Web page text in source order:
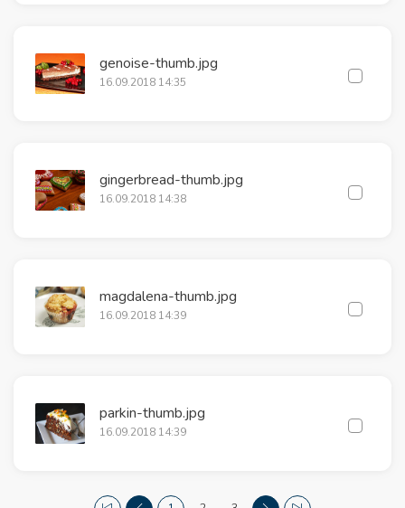
genoise-thumb.jpg
16.09.2018 14:35
gingerbread-thumb.jpg
16.09.2018 14:38
magdalena-thumb.jpg
16.09.2018 14:39
parkin-thumb.jpg
16.09.2018 14:39